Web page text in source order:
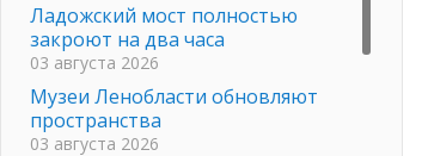
Ладожский мост полностью
закроют на два часа
03 августа 2026
Музеи Ленобласти обновляют
пространства
03 августа 2026